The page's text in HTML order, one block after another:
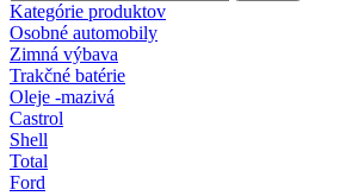
Kategórie produktov
Osobné automobily
Zimná výbava
Trakčné batérie
Oleje -mazivá
Castrol
Shell
Total
Ford